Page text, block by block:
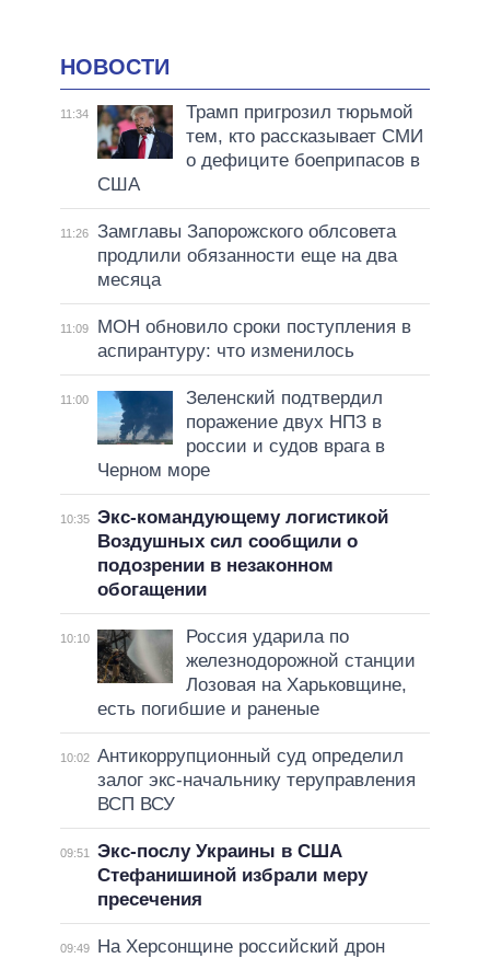
НОВОСТИ
11:34
Трамп пригрозил тюрьмой
тем, кто рассказывает СМИ
о дефиците боеприпасов в
США
11:26
Замглавы Запорожского облсовета
продлили обязанности еще на два
месяца
11:09
МОН обновило сроки поступления в
аспирантуру: что изменилось
11:00
Зеленский подтвердил
поражение двух НПЗ в
россии и судов врага в
Черном море
10:35 Экс-командующему логистикой
Воздушных сил сообщили о
подозрении в незаконном
обогащении
10:10
Россия ударила по
железнодорожной станции
Лозовая на Харьковщине,
есть погибшие и раненые
10:02 Антикоррупционный суд определил
залог экс-начальнику теруправления
ВСП ВСУ
09:51
Экс-послу Украины в США
Стефанишиной избрали меру
пресечения
09:49
На Херсонщине российский дрон